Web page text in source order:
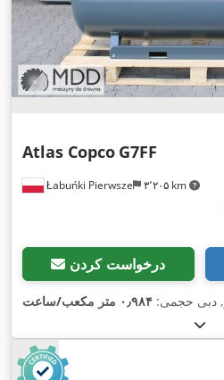
Łabuńki Pierwsze ۳٬۲۰۵ km
Atlas Copco G7FF
درخواست کردن
, دبی حجمی: ۰٫۹۸۴ متر مکعب/ساعت